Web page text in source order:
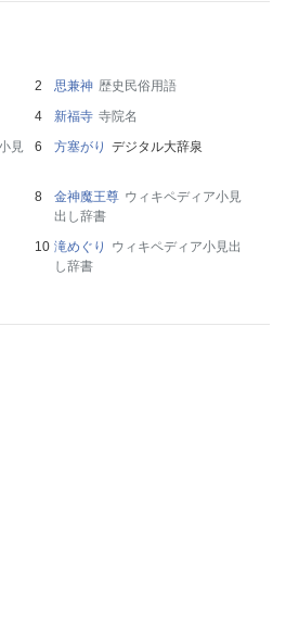
思兼神 歴史民俗用語
新福寺 寺院名
見
方塞がり デジタル大辞泉
金神魔王尊 ウィキペディア小見
出し辞書
滝めぐり
ウィキペディア小見出
し辞書